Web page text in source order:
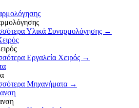
Υλικά Συναρμολόγησης →
Εργαλεία Χειρός →
Μηχανήματα →